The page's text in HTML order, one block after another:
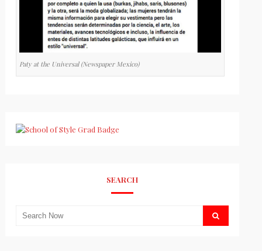
Paty at the Universal (Newspaper Mexico)
SEARCH